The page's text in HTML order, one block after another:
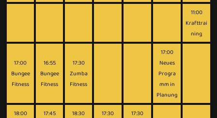
11:00
Krafttrai
ning
17:00
Bungee
Fitness
16:55
Bungee
Fitness
17:30
Zumba
Fitness
17:00
Neues
Progra
mm in
Planung
18:00
17:45
18:30
17:30
17:30